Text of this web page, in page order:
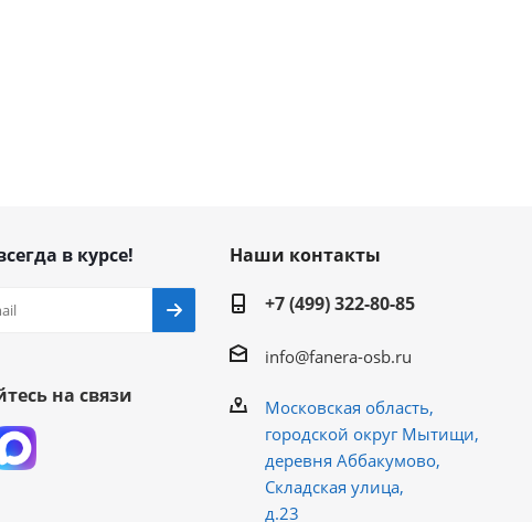
в курсе!
на связи
Наши контакты
+7 (499) 322-80-85
info@fanera-osb.ru
Московская область,
городской округ Мытищи,
деревня Аббакумово,
Складская улица,
д.23